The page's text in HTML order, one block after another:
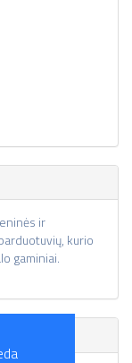
ir
kurio
gaminiai.